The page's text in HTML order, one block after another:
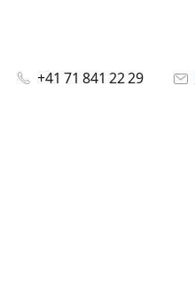
+41 71 841 22 29